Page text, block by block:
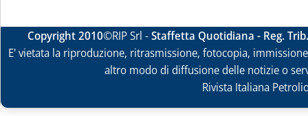
Copyright 2010©RIP Srl -Staffetta Quotidiana - Reg.
E' vietata la riproduzione, ritrasmissione, fotocopia,
altro modo di diffusione delle notizie o
Rivista Italiana